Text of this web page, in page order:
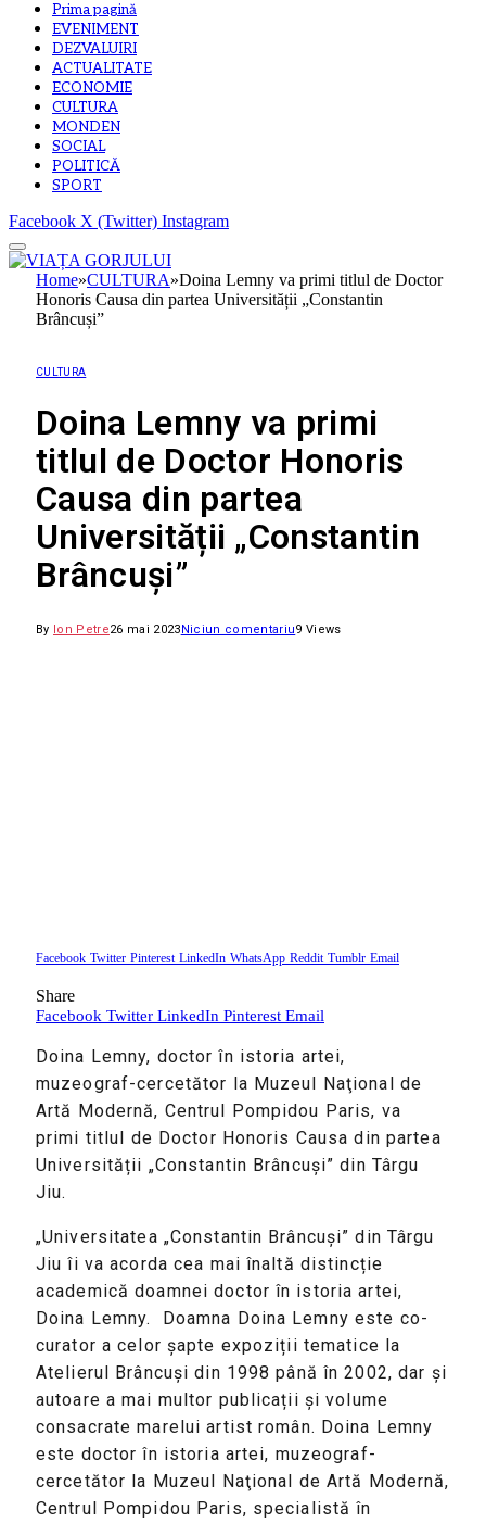
Prima pagină
EVENIMENT
DEZVALUIRI
ACTUALITATE
ECONOMIE
CULTURA
MONDEN
SOCIAL
POLITICĂ
SPORT
Facebook X (Twitter) Instagram
Home»CULTURA»Doina Lemny va primi titlul de Doctor
Honoris Causa din partea Universității „Constantin
Brâncuși”
CULTURA
Doina Lemny va primi
titlul de Doctor Honoris
Causa din partea
Universității „Constantin
Brâncuși”
By Ion Petre26 mai 2023Niciun comentariu9 Views
Facebook Twitter Pinterest LinkedIn WhatsApp Reddit Tumblr Email
Share
Facebook Twitter LinkedIn Pinterest Email
Doina Lemny, doctor în istoria artei,
muzeograf-cercetător la Muzeul Naţional de
Artă Modernă, Centrul Pompidou Paris, va
primi titlul de Doctor Honoris Causa din partea
Universității „Constantin Brâncuși” din Târgu
Jiu.
„Universitatea „Constantin Brâncuși” din Târgu
Jiu îi va acorda cea mai înaltă distincție
academică doamnei doctor în istoria artei,
Doina Lemny. Doamna Doina Lemny este co-
curator a celor șapte expoziții tematice la
Atelierul Brâncuși din 1998 până în 2002, dar și
autoare a mai multor publicații și volume
consacrate marelui artist român. Doina Lemny
este doctor în istoria artei, muzeograf-
cercetător la Muzeul Naţional de Artă Modernă,
Centrul Pompidou Paris, specialistă în